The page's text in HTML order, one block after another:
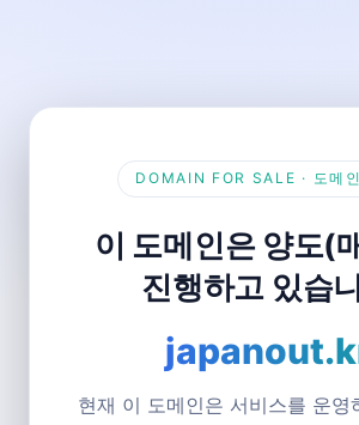
DOMAIN FOR SALE · 도메
이 도메인은 양도(
진행하고 있습
현재 이 도메인은 서비스를 운영